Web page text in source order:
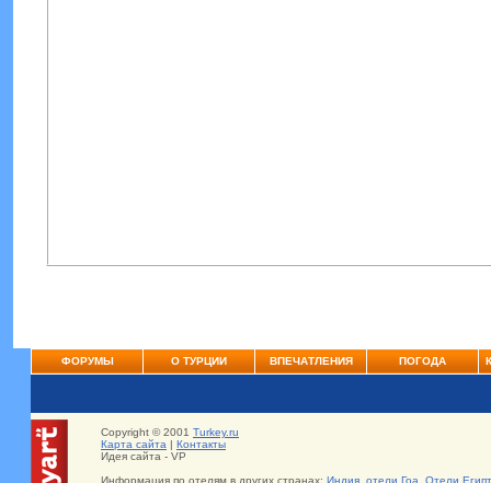
ФОРУМЫ О ТУРЦИИ ВПЕЧАТЛЕНИЯ ПОГОДА
Copyright © 2001 Turkey.ru
Карта сайта | Контакты
Идея сайта - VP
Информация по отелям в других странах: Индия, отели Гоа Отели